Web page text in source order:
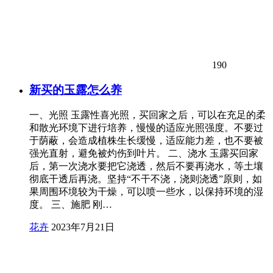
190
新买的玉露怎么养
一、光照 玉露性喜光照，买回家之后，可以在充足的柔
和散光环境下进行培养，慢慢的适应光照强度。不要过
于荫蔽，会造成植株生长缓慢，适应能力差，也不要被
强光直射，避免被灼伤到叶片。 二、浇水 玉露买回家
后，第一次浇水要把它浇透，然后不要再浇水，等土壤
彻底干透后再浇。坚持“不干不浇，浇则浇透”原则，如
果周围环境较为干燥，可以喷一些水，以保持环境的湿
度。 三、施肥 刚…
花卉 2023年7月21日